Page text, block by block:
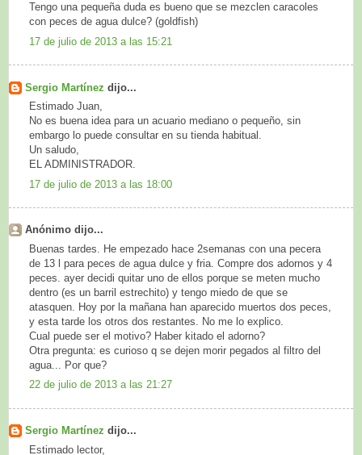
Tengo una pequeña duda es bueno que se mezclen caracoles
con peces de agua dulce? (goldfish)
17 de julio de 2013 a las 15:21
Sergio Martínez dijo...
Estimado Juan,
No es buena idea para un acuario mediano o pequeño, sin
embargo lo puede consultar en su tienda habitual.
Un saludo,
EL ADMINISTRADOR.
17 de julio de 2013 a las 18:00
Anónimo dijo...
Buenas tardes. He empezado hace 2semanas con una pecera
de 13 l para peces de agua dulce y fria. Compre dos adornos y 4
peces. ayer decidi quitar uno de ellos porque se meten mucho
dentro (es un barril estrechito) y tengo miedo de que se
atasquen. Hoy por la mañana han aparecido muertos dos peces,
y esta tarde los otros dos restantes. No me lo explico.
Cual puede ser el motivo? Haber kitado el adorno?
Otra pregunta: es curioso q se dejen morir pegados al filtro del
agua... Por que?
22 de julio de 2013 a las 21:27
Sergio Martínez dijo...
Estimado lector,